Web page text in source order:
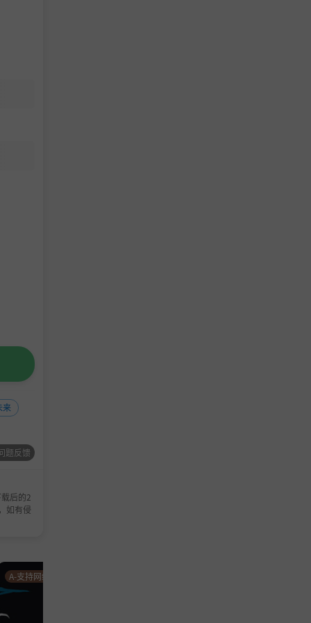
来
题反馈
后的2
如有侵
A-支持网络联机